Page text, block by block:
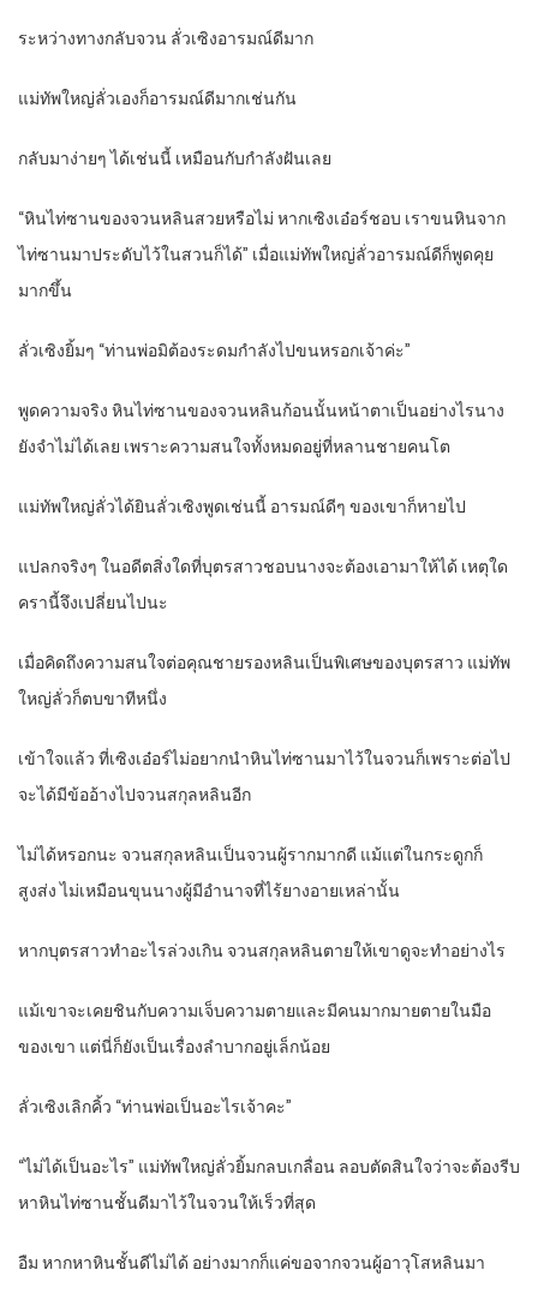
ระหว่างทางกลับจวน ลั่วเซิงอารมณ์ดีมาก
แม่ทัพใหญ่ลั่วเองก็อารมณ์ดีมากเช่นกัน
กลับมาง่ายๆ ได้เช่นนี้ เหมือนกับกำลังฝันเลย
“หินไท่ซานของจวนหลินสวยหรือไม่ หากเซิงเอ๋อร์ชอบ เราขนหินจาก
ไท่ซานมาประดับไว้ในสวนก็ได้” เมื่อแม่ทัพใหญ่ลั่วอารมณ์ดีก็พูดคุย
มากขึ้น
ลั่วเซิงยิ้มๆ “ท่านพ่อมิต้องระดมกำลังไปขนหรอกเจ้าค่ะ”
พูดความจริง หินไท่ซานของจวนหลินก้อนนั้นหน้าตาเป็นอย่างไรนาง
ยังจำไม่ได้เลย เพราะความสนใจทั้งหมดอยู่ที่หลานชายคนโต
แม่ทัพใหญ่ลั่วได้ยินลั่วเซิงพูดเช่นนี้ อารมณ์ดีๆ ของเขาก็หายไป
แปลกจริงๆ ในอดีตสิ่งใดที่บุตรสาวชอบนางจะต้องเอามาให้ได้ เหตุใด
ครานี้จึงเปลี่ยนไปนะ
เมื่อคิดถึงความสนใจต่อคุณชายรองหลินเป็นพิเศษของบุตรสาว แม่ทัพ
ใหญ่ลั่วก็ตบขาทีหนึ่ง
เข้าใจแล้ว ที่เซิงเอ๋อร์ไม่อยากนำหินไท่ซานมาไว้ในจวนก็เพราะต่อไป
จะได้มีข้ออ้างไปจวนสกุลหลินอีก
ไม่ได้หรอกนะ จวนสกุลหลินเป็นจวนผู้รากมากดี แม้แต่ในกระดูกก็
สูงส่ง ไม่เหมือนขุนนางผู้มีอำนาจที่ไร้ยางอายเหล่านั้น
หากบุตรสาวทำอะไรล่วงเกิน จวนสกุลหลินตายให้เขาดูจะทำอย่างไร
แม้เขาจะเคยชินกับความเจ็บความตายและมีคนมากมายตายในมือ
ของเขา แต่นี่ก็ยังเป็นเรื่องลำบากอยู่เล็กน้อย
ลั่วเซิงเลิกคิ้ว “ท่านพ่อเป็นอะไรเจ้าคะ”
“ไม่ได้เป็นอะไร” แม่ทัพใหญ่ลั่วยิ้มกลบเกลื่อน ลอบตัดสินใจว่าจะต้องรีบ
หาหินไท่ซานชั้นดีมาไว้ในจวนให้เร็วที่สุด
อืม หากหาหินชั้นดีไม่ได้ อย่างมากก็แค่ขอจากจวนผู้อาวุโสหลินมา